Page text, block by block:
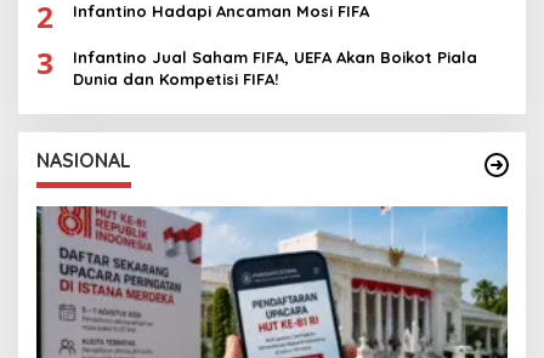
2 Infantino Hadapi Ancaman Mosi FIFA
3
Infantino Jual Saham FIFA, UEFA Akan Boikot Piala
Dunia dan Kompetisi FIFA!
NASIONAL